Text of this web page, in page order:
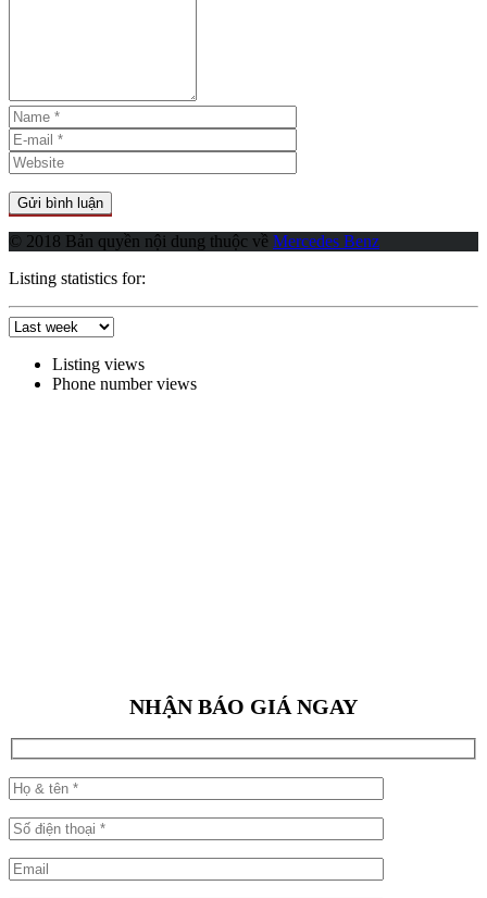
© 2018 Bản quyền nội dung thuộc về Mercedes Benz
Listing statistics for:
Listing views
Phone number views
NHẬN BÁO GIÁ NGAY